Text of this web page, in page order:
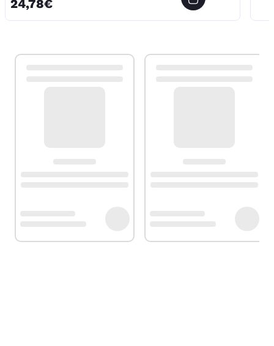
24,78€